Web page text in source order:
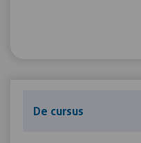
De cursus